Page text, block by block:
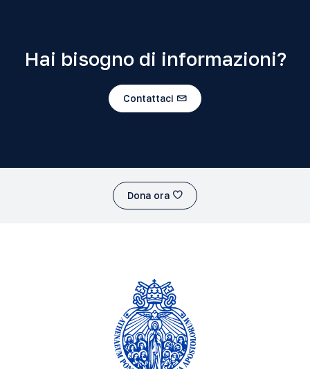
Hai bisogno di informazioni?
Contattaci
Dona ora